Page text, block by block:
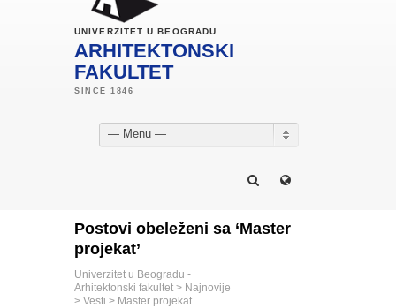
UNIVERZITET U BEOGRADU
ARHITEKTONSKI
FAKULTET
— Menu —
Postovi obeleženi sa ‘Master
projekat’
Univerzitet u Beogradu -
Arhitektonski fakultet > Najnovije
> Vesti > Master projekat